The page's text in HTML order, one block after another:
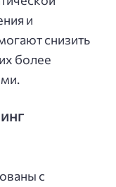
и
снизить
более
с